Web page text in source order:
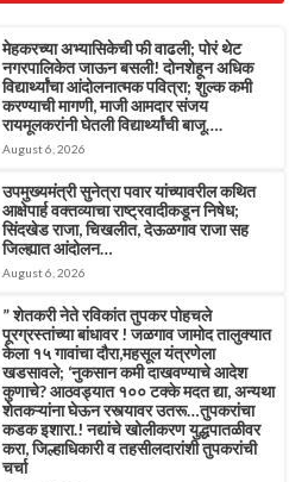
मेहकरच्या अभ्यासिकेची फी वाढली; पोरं थेट
नगरपालिकेत जाऊन बसली! दोनशेहून अधिक
विद्यार्थ्यांचा आंदोलनात्मक पवित्रा; शुल्क कमी
करण्याची मागणी, माजी आमदार संजय
रायमूलकरांनी घेतली विद्यार्थ्यांची बाजू….
August 6, 2026
उपमुख्यमंत्री सुनेत्रा पवार यांच्यावरील कथित
आक्षेपार्ह वक्तव्याचा राष्ट्रवादीकडून निषेध;
सिंदखेड राजा, चिखलीत, देऊळगाव राजा सह
जिल्ह्यात आंदोलन…
August 6, 2026
” शेतकरी नेते रविकांत तुपकर पोहचले
पूरग्रस्तांच्या बांधावर ! जळगाव जामोद तालुक्यात
केला १५ गावांचा दौरा,महसूल यंत्रणेला
खडसावले; ‘नुकसान कमी दाखवण्याचे आदेश
कुणाचे? आठवड्यात १०० टक्के मदत द्या, अन्यथा
शेतकऱ्यांना घेऊन रस्त्यावर उतरू…तुपकरांचा
कडक इशारा.! नद्यांचे खोलीकरण युद्धपातळीवर
करा, जिल्हाधिकारी व तहसीलदारांशी तुपकरांची
चर्चा